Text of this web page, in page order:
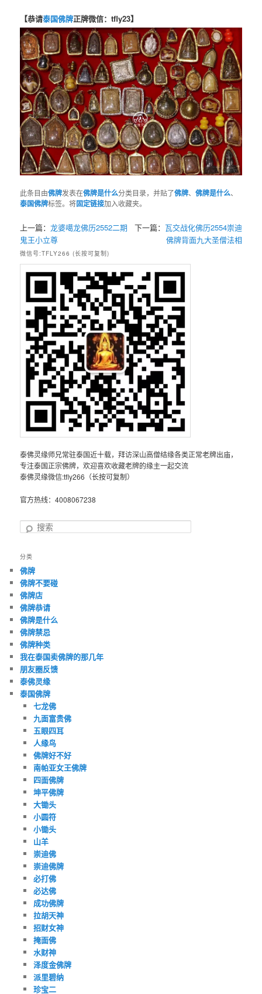
【恭请泰国佛牌正牌微信：tfly23】
此条目由佛牌发表在佛牌是什么分类目录，并贴了佛牌、佛牌是什么、
泰国佛牌标签。将固定链接加入收藏夹。
上一篇：龙婆噶龙佛历2552二期
鬼王小立尊
下一篇： 瓦交战化佛历2554崇迪
佛牌背面九大圣僧法相
微信号:TFLY266 (长按可复制)
泰佛灵缘师兄常驻泰国近十载，拜访深山高僧结缘各类正常老牌出庙，
专注泰国正宗佛牌，欢迎喜欢收藏老牌的缘主一起交流
泰佛灵缘微信:tfly266（长按可复制）
官方热线：4008067238
搜
分类
佛牌
佛牌不要碰
佛牌店
佛牌恭请
佛牌是什么
佛牌禁忌
佛牌种类
我在泰国卖佛牌的那几年
朋友圈反馈
泰佛灵缘
泰国佛牌
七龙佛
九面富贵佛
五眼四耳
人缘鸟
佛牌好不好
南帕亚女王佛牌
四面佛牌
坤平佛牌
大锄头
小圆符
小锄头
山羊
崇迪佛
崇迪佛牌
必打佛
必达佛
成功佛牌
拉胡天神
招财女神
掩面佛
水财神
泽度金佛牌
派里碧纳
珍宝二